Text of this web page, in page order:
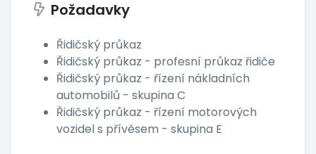
Požadavky
Řidičský průkaz
Řidičský průkaz - profesní průkaz řidiče
Řidičský průkaz - řízení nákladních
automobilů - skupina C
Řidičský průkaz - řízení motorových
vozidel s přívěsem - skupina E